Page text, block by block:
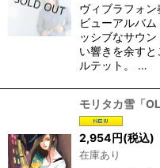
ヴィブラフォ
ビューアルバ
ッシブなサウ
い響きを余す
ルテット。 …
モリタカ雪「
2,954円(税込)
在庫あり